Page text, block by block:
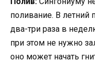
поливание. В летний
два-три раза в
при этом не нужно
оно может начать